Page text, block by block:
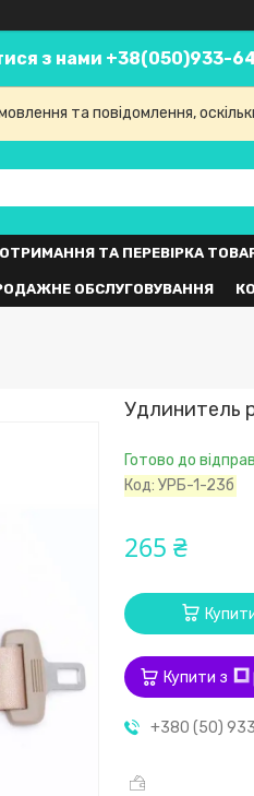
з нами +38(050)933-
та повідомлення,
ОТРИМАННЯ ТА ПЕРЕВІРКА
ОБСЛУГОВУВАННЯ
Удлинитель
Готово до
Код:УРБ-1-23б
265 ₴
Купити з
+380 (50)